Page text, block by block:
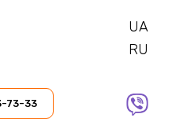
UA
RU
73-33